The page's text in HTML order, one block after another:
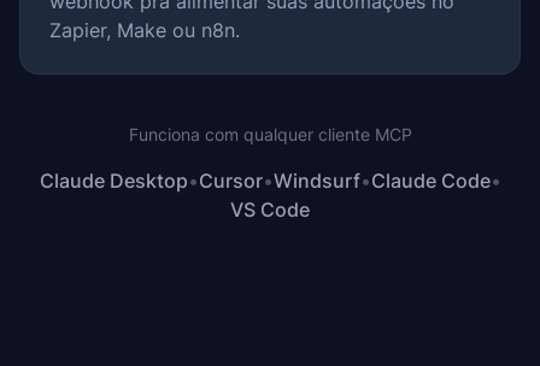
Zapier, Make ou n8n.
Funciona com qualquer cliente MCP
Claude Desktop•Cursor•Windsurf•Claude Code•
VS Code